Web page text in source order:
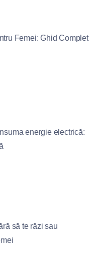
Femei: Ghid Complet
energie electrică:
să te răzi sau